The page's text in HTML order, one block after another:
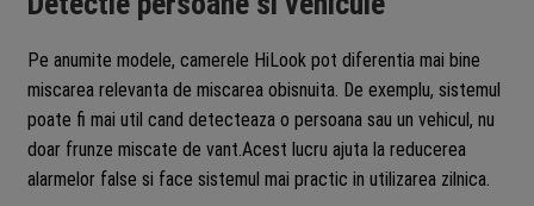
Pe anumite modele, camerele HiLook pot diferentia mai bine
miscarea relevanta de miscarea obisnuita. De exemplu, sistemul
poate fi mai util cand detecteaza o persoana sau un vehicul, nu
doar frunze miscate de vant.Acest lucru ajuta la reducerea
alarmelor false si face sistemul mai practic in utilizarea zilnica.